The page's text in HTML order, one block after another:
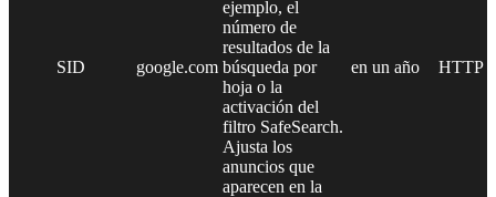
SID google.com
ejemplo, el
número de
resultados de la
búsqueda por
hoja o la
activación del
filtro SafeSearch.
Ajusta los
anuncios que
aparecen en la
en un año HTTP